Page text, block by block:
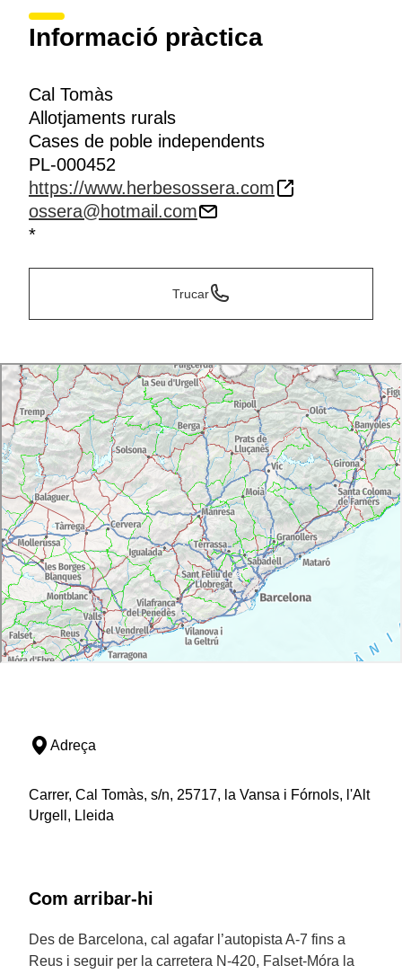
Informació pràctica
Cal Tomàs
Allotjaments rurals
Cases de poble independents
PL-000452
https://www.herbesossera.com
ossera@hotmail.com
*
Trucar
Adreça
Carrer, Cal Tomàs, s/n, 25717, la Vansa i Fórnols, l'Alt
Urgell, Lleida
Com arribar-hi
Des de Barcelona, cal agafar l’autopista A-7 fins a
Reus i seguir per la carretera N-420, Falset-Móra la